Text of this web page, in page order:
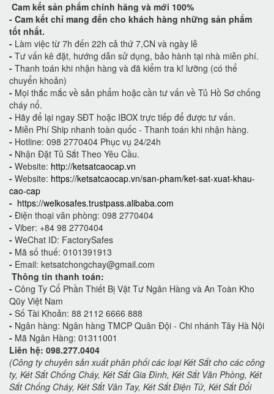
Cam kết sản phẩm chính hãng và mới 100%
- Cam kết chỉ mang đến cho khách hàng những sản phẩm
tốt nhất.
- Làm việc từ 7h đến 22h cả thứ 7,CN và ngày lễ
- Tư vấn kê đặt, hướng dẫn sử dụng, bảo hành tại nhà miễn phí.
- Thanh toán khi nhận hàng và đã kiểm tra kĩ lưỡng (có thể
chuyển khoản)
- Mọi thắc mắc về sản phẩm hoặc cần tư vấn về Tủ Hồ Sơ chống
cháy nổ.
- Hãy để lại ngay SĐT hoặc IBOX trực tiếp để được tư vấn.
- Miễn Phí Ship nhanh toàn quốc - Thanh toán khi nhận hàng.
- Hotline: 098 2770404 Phục vụ 24/24h
- Nhận Đặt Tủ Sắt Theo Yêu Cầu.
- Website: http://ketsatcaocap.vn
- Website: https://ketsatcaocap.vn/san-pham/ket-sat-xuat-khau-
cao-cap
- https://welkosafes.trustpass.alibaba.com
- Điện thoại văn phòng: 098 2770404
- Viber: +84 98 2770404
- WeChat ID: FactorySafes
- Mã số thuế: 0101391913
- Email: ketsatchongchay@gmail.com
Thông tin thanh toán:
- Công Ty Cổ Phần Thiết Bị Vật Tư Ngân Hàng và An Toàn Kho
Qũy Việt Nam
- Số Tài Khoản: 88 2112 6666 888
- Ngân hàng: Ngân hàng TMCP Quân Đội - Chi nhánh Tây Hà Nội
- Mã Ngân Hàng: 01311001
Liên hệ: 098.277.0404
(Công ty chuyên sản xuất phân phối các loại Két Sắt cho các công
ty, Két Sắt Chống Cháy, Két Sắt Gia Đình, Két Sắt Văn Phòng, Két
Sắt Chống Cháy, Két Sắt Vân Tay, Két Sắt Điện Tử, Két Sắt Đổi